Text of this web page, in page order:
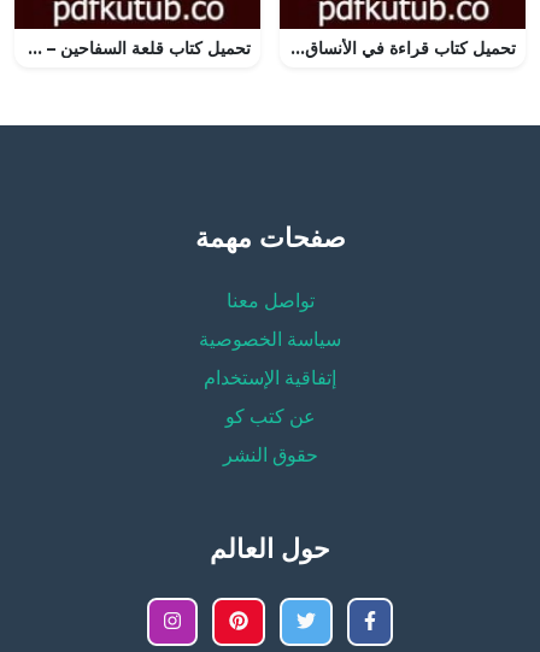
تحميل كتاب قراءة في الأنساق الثقافية في رواية مهر الصياح لأمير تاج السر PDF تأليف منتدى الرواية السودانية مجانا [كامل] تحميل كتاب قلعة السفاحين – سلسلة فانتازيا PDF تأليف أحمد خالد توفيق مجانا [كامل]
صفحات مهمة
تواصل معنا
سياسة الخصوصية
إتفاقية الإستخدام
عن كتب كو
حقوق النشر
حول العالم